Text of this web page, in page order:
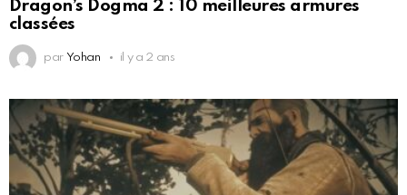
Dragon’s Dogma 2 : 10 meilleures armures
classées
par Yohan il y a 2 ans